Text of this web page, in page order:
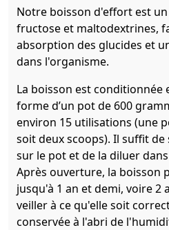
Notre boisson d'effort est
fructose et maltodextrines,
absorption des glucides et
dans l'organisme.
La boisson est conditionnée
forme d’un pot de 600
environ 15 utilisations (une
soit deux scoops). Il suffit
sur le pot et de la diluer
Après ouverture, la boisson
jusqu'à 1 an et demi, voire 2
veiller à ce qu'elle soit
conservée à l'abri de